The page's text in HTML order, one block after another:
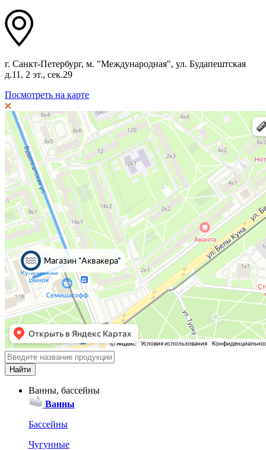
г. Санкт-Петербург, м. "Международная", ул. Будапештская
д.11, 2 эт., сек.29
Посмотреть на карте
Ванны, бассейны
Ванны
Бассейны
Чугунные